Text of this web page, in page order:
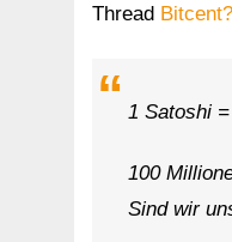
Thread Bitcent?
1 Satoshi
100
Sind wir